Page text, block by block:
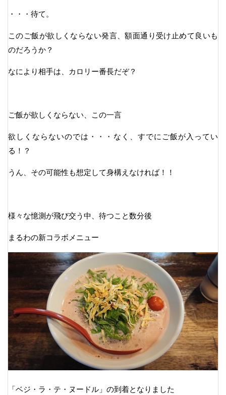
・・・待て。
このご飯が欲しくならない発言、額面通り受け止めて良いも
のだろうか？
なにより相手は、カロリー番長だぞ？
ご飯が欲しくならない、この一言
欲しくならないのでは・・・なく、すでにご飯が入ってい
る！？
うん、その可能性も想定して身構えなければ！！
様々な憶測が飛び交う中、待つこと数分後
まるわの新コラボメニュー
「ベジ・ラ・テ・ヌードル」の到着となりました